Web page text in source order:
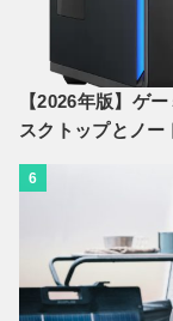
【2026年版】ゲ
スクトップとノー
6